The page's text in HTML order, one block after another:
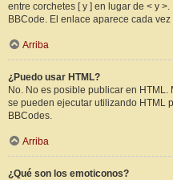
entre corchetes [ y ] en lugar de < y
BBCode. El enlace aparece cada
Arriba
¿Puedo usar HTML?
No. No es posible publicar en
se pueden ejecutar utilizando HTML
BBCodes.
Arriba
¿Qué son los emoticonos?